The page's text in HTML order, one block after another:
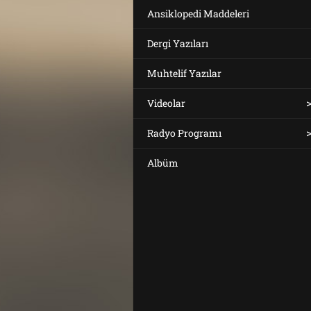
Ansiklopedi Maddeleri
Dergi Yazıları
Muhtelif Yazılar
Videolar
Radyo Programı
Albüm